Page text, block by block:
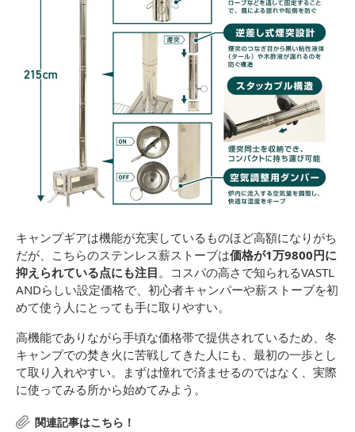
キャンプギアは機能が充実しているものほど高額になりがち
だが、こちらのステンレス薪ストーブは価格が1万9800円に
抑えられている点にも注目。コスパの高さで知られるVASTL
ANDらしい設定価格で、初心者キャンパーや薪ストーブを初
めて使う人にとっても手に取りやすい。
高機能でありながら手頃な価格帯で提供されているため、冬
キャンプでの焚き火に苦戦してきた人にも、最初の一歩とし
て取り入れやすい。まずは憧れで済ませるのではなく、実際
に使ってみる所から始めてみよう。